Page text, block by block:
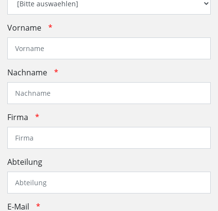
Vorname *
Nachname *
Firma *
Abteilung
E-Mail *